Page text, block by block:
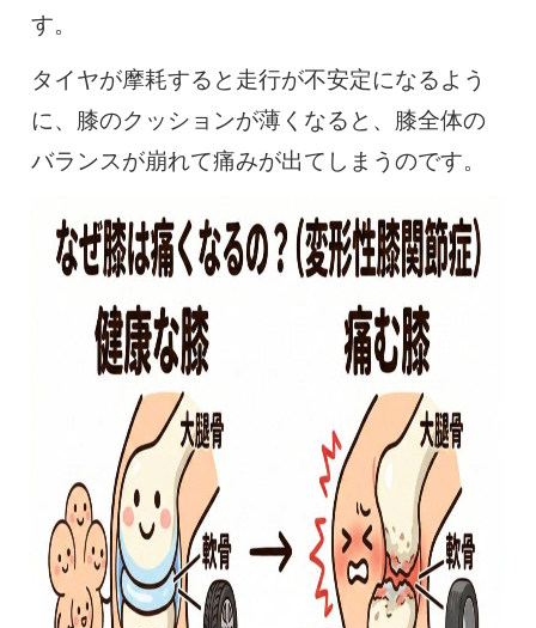
す。
タイヤが摩耗すると走行が不安定になるよう
に、膝のクッションが薄くなると、膝全体の
バランスが崩れて痛みが出てしまうのです。